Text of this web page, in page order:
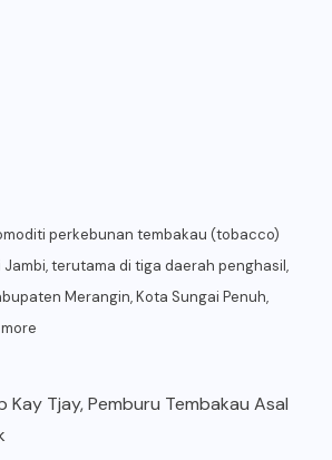
perkebunan tembakau (tobacco)
Jambi, terutama di tiga daerah penghasil,
Merangin, Kota Sungai Penuh,
Kay Tjay, Pemburu Tembakau Asal